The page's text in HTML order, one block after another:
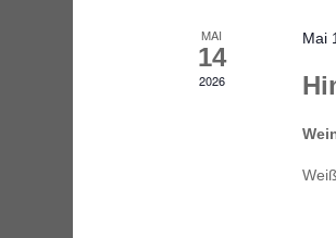
MAI
14
2026
Mai